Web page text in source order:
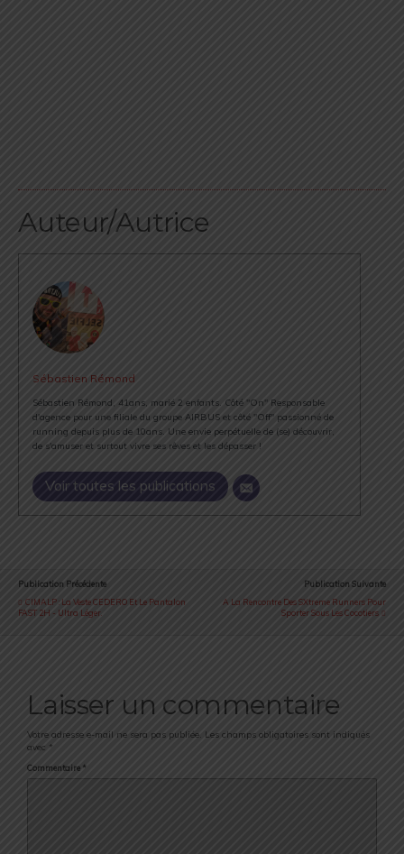
Auteur/Autrice
Sébastien Rémond
Sébastien Rémond, 41ans, marié 2 enfants. Côté "On" Responsable
d'agence pour une filiale du groupe AIRBUS et côté "Off" passionné de
running depuis plus de 10ans. Une envie perpétuelle de (se) découvrir,
de s'amuser et surtout vivre ses rêves et les dépasser !
Voir toutes les publications
Publication Précédente
CIMALP : La Veste CEDERO Et Le Pantalon
FAST 2H - Ultra Léger.
Publication Suivante
A La Rencontre Des SXtreme Runners Pour
Sporter Sous Les Cocotiers
Laisser un commentaire
Votre adresse e-mail ne sera pas publiée. Les champs obligatoires sont indiqués
avec *
Commentaire *